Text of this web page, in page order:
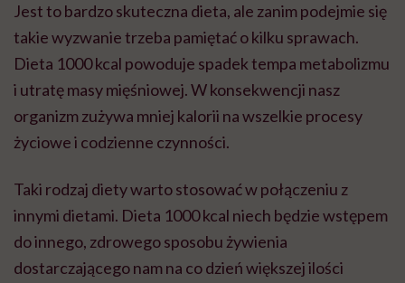
Jest to bardzo skuteczna dieta, ale zanim podejmie się
takie wyzwanie trzeba pamiętać o kilku sprawach.
Dieta 1000 kcal powoduje spadek tempa metabolizmu
i utratę masy mięśniowej. W konsekwencji nasz
organizm zużywa mniej kalorii na wszelkie procesy
życiowe i codzienne czynności.
Taki rodzaj diety warto stosować w połączeniu z
innymi dietami. Dieta 1000 kcal niech będzie wstępem
do innego, zdrowego sposobu żywienia
dostarczającego nam na co dzień większej ilości